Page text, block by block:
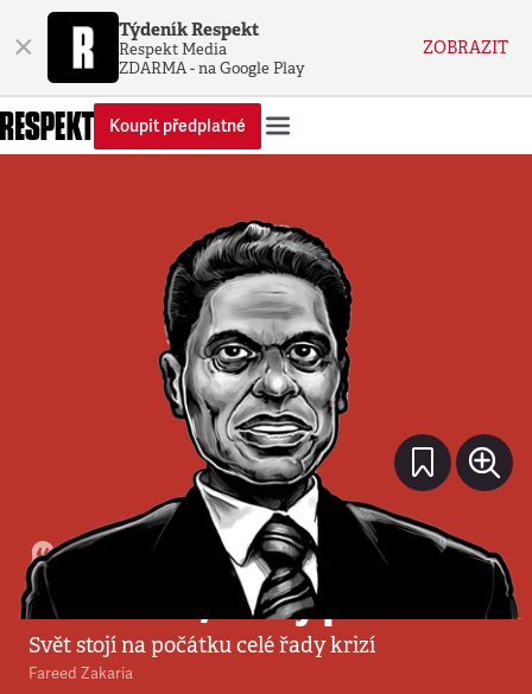
× Týdeník Respekt
Respekt Media
ZDARMA - na Google Play
ZOBRAZIT
Koupit předplatné
Komentář 5. 4. 2020•5minut
Malí kluci, velký problém
Svět stojí na počátku celé řady krizí
Fareed Zakaria